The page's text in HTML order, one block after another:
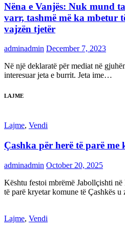
Nëna e Vanjës: Nuk mund
varr, tashmë më ka mbetur
vajzën tjetër
adminadmin December 7, 2023
Në një deklaratë për mediat në
interesuar jeta e burrit. Jeta ime…
LAJME
Lajme, Vendi
Çashka për herë të parë
adminadmin October 20, 2025
Kështu festoi mbrëmë Jabollçishti
të parë kryetar komune të Çashkës
Lajme, Vendi